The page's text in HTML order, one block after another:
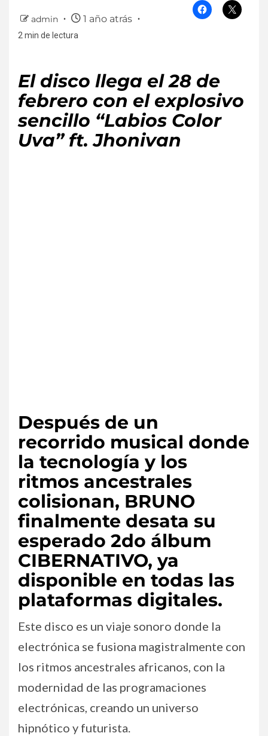
admin 1 año atrás
2 min de lectura
El disco llega el 28 de
febrero con el explosivo
sencillo “Labios Color
Uva” ft. Jhonivan
Después de un
recorrido musical donde
la tecnología y los
ritmos ancestrales
colisionan, BRUNO
finalmente desata su
esperado 2do álbum
CIBERNATIVO, ya
disponible en todas las
plataformas digitales.
Este disco es un viaje sonoro donde la
electrónica se fusiona magistralmente con
los ritmos ancestrales africanos, con la
modernidad de las programaciones
electrónicas, creando un universo
hipnótico y futurista.